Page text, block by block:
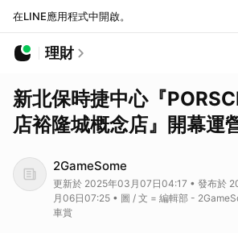
在LINE應用程式中開啟。
理財
新北保時捷中心『
店裕隆城概念店』開幕運
2GameSome
更新於 2025年03月07日04:17 • 發布於
月06日07:25 • 圖 / 文 = 編輯部 -
車賞